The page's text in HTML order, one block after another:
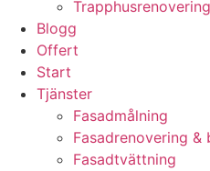
Blogg
Offert
Start
Tjänster
Fasadmålning
Fasadrenovering &
Fasadtvättning